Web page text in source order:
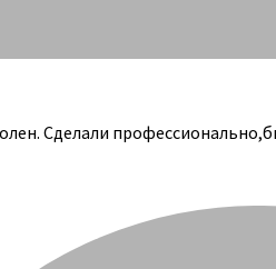
Сделали